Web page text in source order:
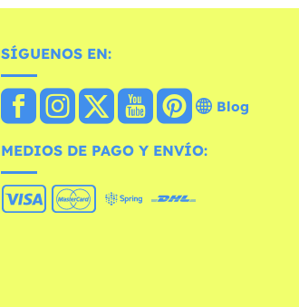
SÍGUENOS EN:
Blog
MEDIOS DE PAGO Y ENVÍO: